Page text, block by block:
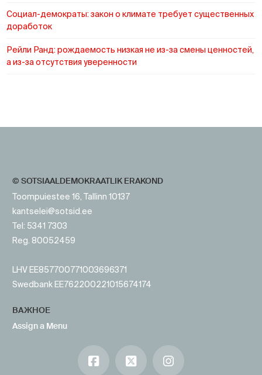
Социал-демократы: закон о климате требует существенных
доработок
Рейли Ранд: рождаемость низкая не из-за смены ценностей,
а из-за отсутствия уверенности
© SOTSIAALDEMOKRAATLIK ERAKOND
Toompuiestee 16, Tallinn 10137
kantselei@sotsid.ee
Tel: 5341 7303
Reg. 80052459
LHV EE857700771003696371
Swedbank EE762200221015674174
ВАЖНОЕ
Assign a Menu